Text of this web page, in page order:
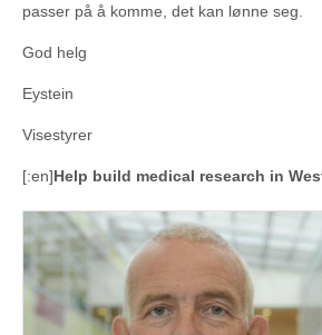
passer på å komme, det kan lønne seg.
God helg
Eystein
Visestyrer
[:en]Help build medical research in